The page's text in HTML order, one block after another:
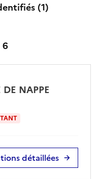
(1)
6
DE NAPPE
détaillées